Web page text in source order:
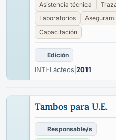
Asistencia técnica
Laboratorios
Capacitación
Edición
INTI-Lácteos 2011
Tambos para U.E.
Responsable/s